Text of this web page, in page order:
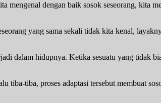
dengan baik sosok seseorang, kita
yang sama sekali tidak kita kenal,
dalam hidupnya. Ketika sesuatu yang tidak
tiba, proses adaptasi tersebut membuat